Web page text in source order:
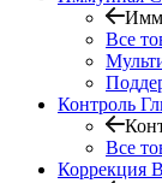
Все
Контроль
Все
Коррекция